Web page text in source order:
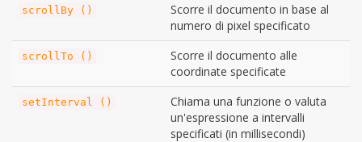
scrollBy ()
Scorre il documento in base al
numero di pixel specificato
scrollTo ()
Scorre il documento alle
coordinate specificate
setInterval ()
Chiama una funzione o valuta
un'espressione a intervalli
specificati (in millisecondi)